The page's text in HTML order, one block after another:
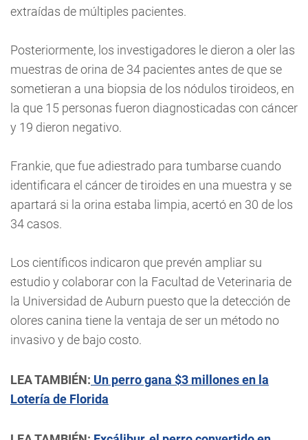
extraídas de múltiples pacientes.
Posteriormente, los investigadores le dieron a oler las
muestras de orina de 34 pacientes antes de que se
sometieran a una biopsia de los nódulos tiroideos, en
la que 15 personas fueron diagnosticadas con cáncer
y 19 dieron negativo.
Frankie, que fue adiestrado para tumbarse cuando
identificara el cáncer de tiroides en una muestra y se
apartará si la orina estaba limpia, acertó en 30 de los
34 casos.
Los científicos indicaron que prevén ampliar su
estudio y colaborar con la Facultad de Veterinaria de
la Universidad de Auburn puesto que la detección de
olores canina tiene la ventaja de ser un método no
invasivo y de bajo costo.
LEA TAMBIÉN: Un perro gana $3 millones en la
Lotería de Florida